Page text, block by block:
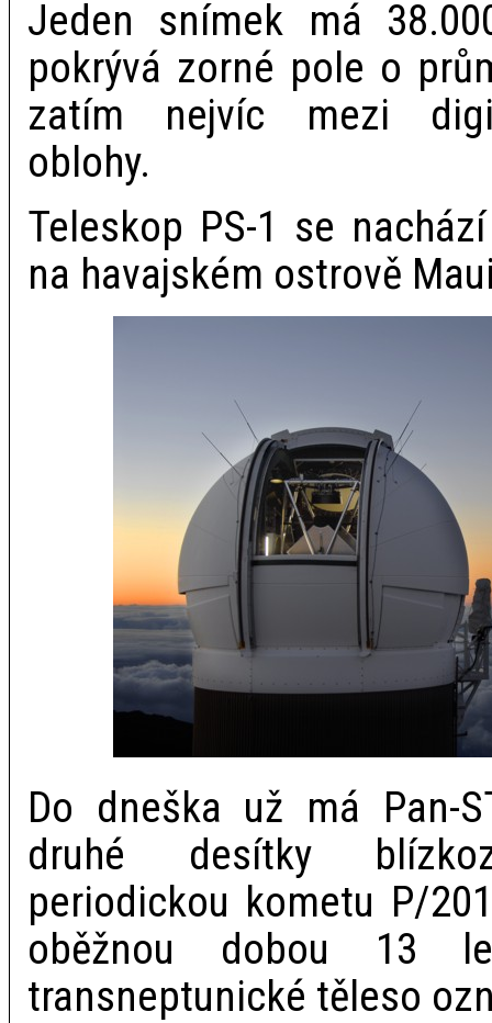
Jeden snímek má
pokrývá zorné pole o
zatím nejvíc mezi
oblohy.
Teleskop PS-1 se
na havajském ostrově
Do dneška už má Pan-
druhé desítky
periodickou kometu P/
oběžnou dobou 13
transneptunické těleso